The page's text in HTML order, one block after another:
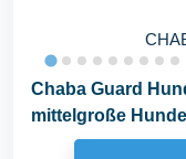
Chaba Guard
mittelgroße
Würgen...